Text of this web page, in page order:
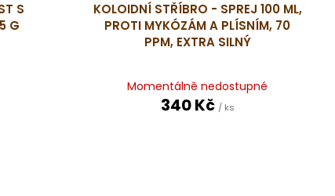
S
G
KOLOIDNÍ STŘÍBRO - SPREJ 100 ML,
PROTI MYKÓZÁM A PLÍSNÍM, 70
PPM, EXTRA SILNÝ
Momentálně nedostupné
340 Kč / ks